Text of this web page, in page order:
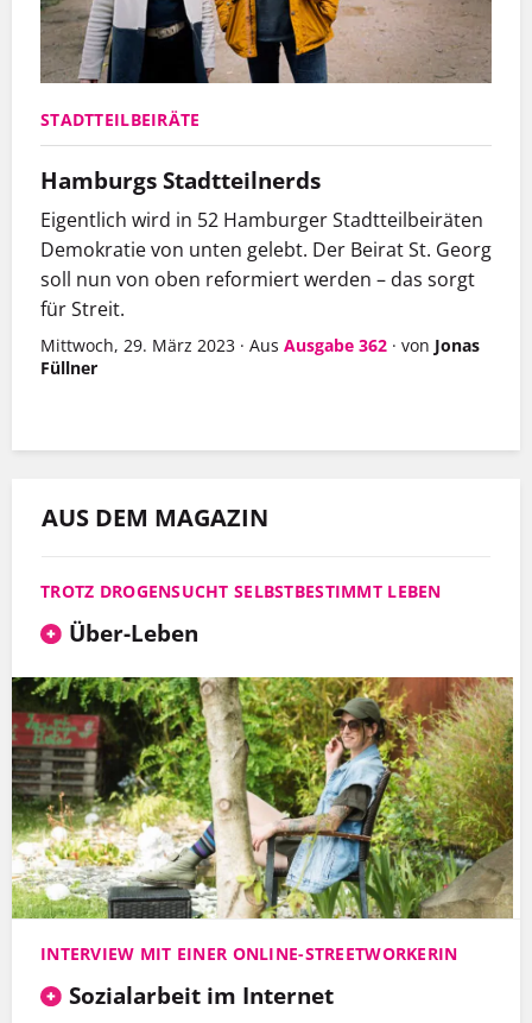
STADTTEILBEIRÄTE
Hamburgs Stadtteilnerds
Eigentlich wird in 52 Hamburger Stadtteilbeiräten
Demokratie von unten gelebt. Der Beirat St. Georg
soll nun von oben reformiert werden – das sorgt
für Streit.
Mittwoch, 29. März 2023 · Aus Ausgabe 362 · von Jonas
Füllner
AUS DEM MAGAZIN
TROTZ DROGENSUCHT SELBSTBESTIMMT LEBEN
Über-Leben
INTERVIEW MIT EINER ONLINE-STREETWORKERIN
Sozialarbeit im Internet